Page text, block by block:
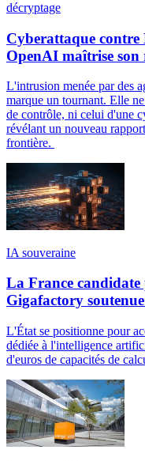
décryptage
Cyberattaque contre
OpenAI maîtrise son
L'intrusion menée par des
marque un tournant. Elle
de contrôle, ni celui d'une
révélant un nouveau
frontière.
IA souveraine
La France
Gigafactory
L'État se positionne pour
dédiée à l'intelligence
d'euros de capacités de